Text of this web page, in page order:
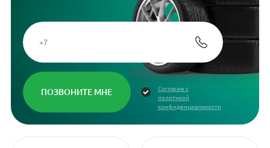
Согласие с
политикой
конфиденциальности